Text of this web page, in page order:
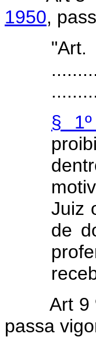
1950,
§ 1º
Juiz
de
Art 9
passa